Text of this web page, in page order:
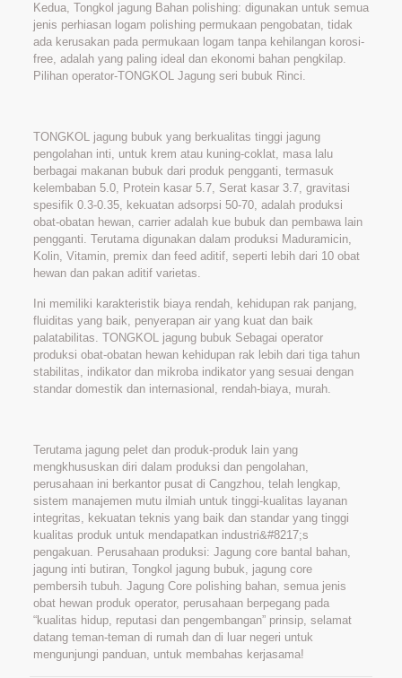
Kedua, Tongkol jagung Bahan polishing: digunakan untuk semua
jenis perhiasan logam polishing permukaan pengobatan, tidak
ada kerusakan pada permukaan logam tanpa kehilangan korosi-
free, adalah yang paling ideal dan ekonomi bahan pengkilap.
Pilihan operator-TONGKOL Jagung seri bubuk Rinci.
TONGKOL jagung bubuk yang berkualitas tinggi jagung
pengolahan inti, untuk krem atau kuning-coklat, masa lalu
berbagai makanan bubuk dari produk pengganti, termasuk
kelembaban 5.0, Protein kasar 5.7, Serat kasar 3.7, gravitasi
spesifik 0.3-0.35, kekuatan adsorpsi 50-70, adalah produksi
obat-obatan hewan, carrier adalah kue bubuk dan pembawa lain
pengganti. Terutama digunakan dalam produksi Maduramicin,
Kolin, Vitamin, premix dan feed aditif, seperti lebih dari 10 obat
hewan dan pakan aditif varietas.
Ini memiliki karakteristik biaya rendah, kehidupan rak panjang,
fluiditas yang baik, penyerapan air yang kuat dan baik
palatabilitas. TONGKOL jagung bubuk Sebagai operator
produksi obat-obatan hewan kehidupan rak lebih dari tiga tahun
stabilitas, indikator dan mikroba indikator yang sesuai dengan
standar domestik dan internasional, rendah-biaya, murah.
Terutama jagung pelet dan produk-produk lain yang
mengkhususkan diri dalam produksi dan pengolahan,
perusahaan ini berkantor pusat di Cangzhou, telah lengkap,
sistem manajemen mutu ilmiah untuk tinggi-kualitas layanan
integritas, kekuatan teknis yang baik dan standar yang tinggi
kualitas produk untuk mendapatkan industri&#8217;s
pengakuan. Perusahaan produksi: Jagung core bantal bahan,
jagung inti butiran, Tongkol jagung bubuk, jagung core
pembersih tubuh. Jagung Core polishing bahan, semua jenis
obat hewan produk operator, perusahaan berpegang pada
“kualitas hidup, reputasi dan pengembangan” prinsip, selamat
datang teman-teman di rumah dan di luar negeri untuk
mengunjungi panduan, untuk membahas kerjasama!